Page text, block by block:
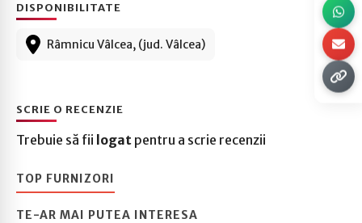
DISPONIBILITATE
Râmnicu Vâlcea, (jud. Vâlcea)
SCRIE O RECENZIE
Trebuie să fii logat pentru a scrie recenzii
TOP FURNIZORI
TE-AR MAI PUTEA INTERESA